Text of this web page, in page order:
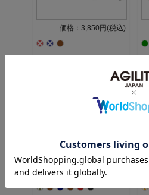
価格：3,850円(税込)
価格：4,400円(税込)